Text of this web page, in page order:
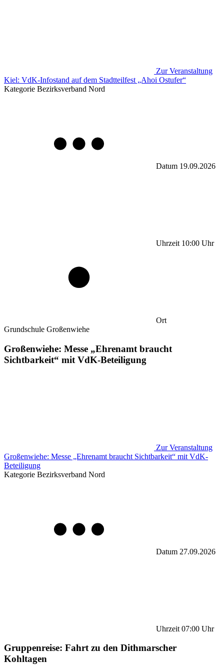
Zur Veranstaltung
Kiel: VdK-Infostand auf dem Stadtteilfest „Ahoi Ostufer“
Kategorie Bezirksverband Nord
Datum 19.09.2026
Uhrzeit 10:00 Uhr
Ort
Grundschule Großenwiehe
Großenwiehe: Messe „Ehrenamt braucht
Sichtbarkeit“ mit VdK-Beteiligung
Zur Veranstaltung
Großenwiehe: Messe „Ehrenamt braucht Sichtbarkeit“ mit VdK-
Beteiligung
Kategorie Bezirksverband Nord
Datum 27.09.2026
Uhrzeit 07:00 Uhr
Gruppenreise: Fahrt zu den Dithmarscher
Kohltagen